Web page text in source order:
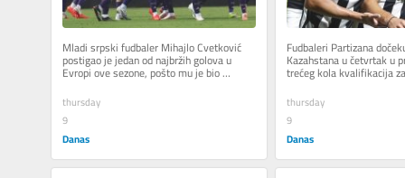
Mladi srpski fudbaler Mihajlo Cvetković
postigao je jedan od najbržih golova u
Evropi ove sezone, pošto mu je bio
potrebno samo 16 sekundi da...
thursday
9
Danas
Fudbaleri Partizana
Kazahstana u četvrtak u
trećeg kola kvalifikacija
konferencija. Duel na
thursday
9
Danas